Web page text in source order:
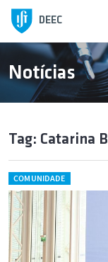
DEEC
Notícias
Tag: Catarina
COMUNIDADE